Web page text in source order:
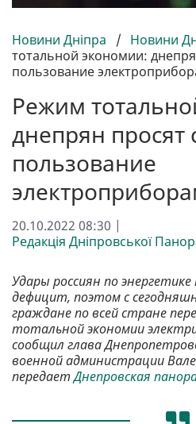
Новини Дніпра / Новини
тотальной экономии:
пользование
Режим
днепрян просят
пользование
20.10.2022 08:30 |
Редакція Дніпровської
Удары россиян по энергетике
дефицит, поэтом с
граждане по всей стране
тотальной экономии
сообщил глава
военной администрации
передаетДнепровская